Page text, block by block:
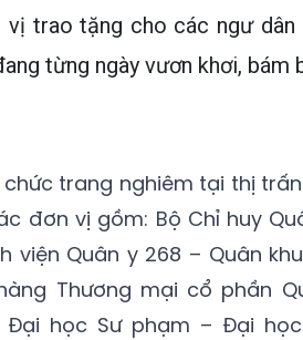
trao tặng cho các ngư dân
từng ngày vươn khơi, bám
trang nghiêm tại thị trấn
đơn vị gồm: Bộ Chỉ huy
viện Quân y 268 – Quân
Thương mại cổ phần
Đại học Sư phạm – Đại